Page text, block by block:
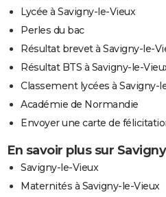
Lycée à Savigny-le-Vieux
Perles du bac
Résultat brevet à Savigny-le-
Résultat BTS à Savigny-le-
Classement lycées à Savigny-
Académie de Normandie
Envoyer une carte de
En savoir plus sur
Savigny-le-Vieux
Maternités à Savigny-le-Vieux